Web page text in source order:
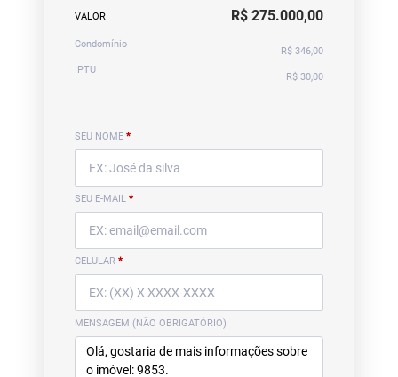
VALOR R$ 275.000,00
Condomínio
R$ 346,00
IPTU
R$ 30,00
SEU NOME *
SEU E-MAIL *
CELULAR *
MENSAGEM (NÃO OBRIGATÓRIO)